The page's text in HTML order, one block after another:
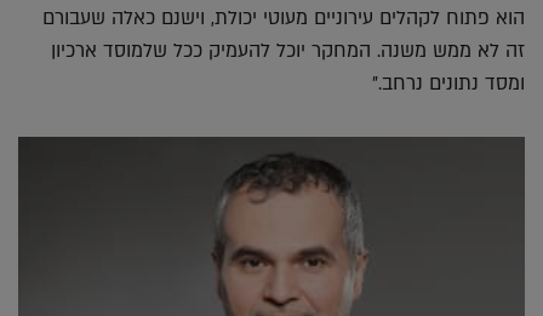
הוא פתוח לקהלים עירוניים מעוטי יכולת, וישנם כאלה שעבורם
זה לא ממש משנה. המחקר יוכל להעמיק ככל שלמוסד ארכיון
ומסד נתונים נרחב."